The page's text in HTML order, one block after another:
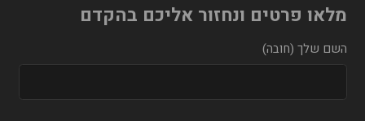
מלאו פרטים ונחזור אליכם בהקדם
השם שלך (חובה)